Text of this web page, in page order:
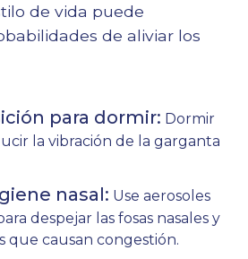
de vida puede
de aliviar los
para dormir: Dormir
la vibración de la garganta
nasal: Use aerosoles
despejar las fosas nasales y
que causan congestión.